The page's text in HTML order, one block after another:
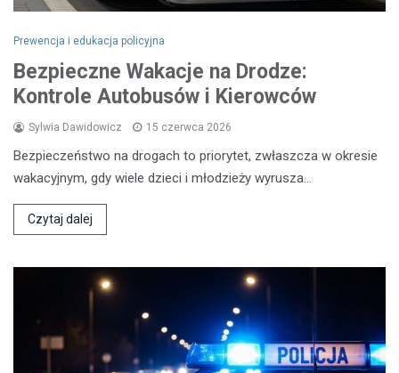
Prewencja i edukacja policyjna
Bezpieczne Wakacje na Drodze:
Kontrole Autobusów i Kierowców
Sylwia Dawidowicz 15 czerwca 2026
Bezpieczeństwo na drogach to priorytet, zwłaszcza w okresie
wakacyjnym, gdy wiele dzieci i młodzieży wyrusza…
Czytaj dalej